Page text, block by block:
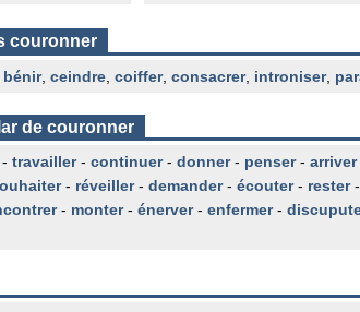
couronner
bénir, ceindre coiffer, consacrer, introniser,
de couronner
travailler- continuer- donner- penser- arriver
- réveiller- demander- écouter- rester-
- monter- énerver- enfermer-